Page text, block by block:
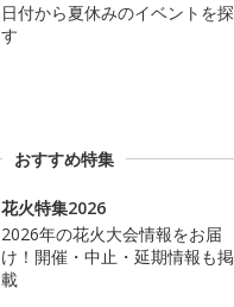
日付から夏休みのイベントを探
す
おすすめ特集
花火特集2026
2026年の花火大会情報をお届
け！開催・中止・延期情報も掲
載